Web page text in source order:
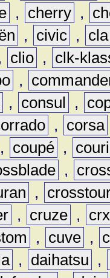
, cherry ,
, civic ,
cla
clio ,
clk-
,
, consul ,
, corsa
, coupé ,
,
,
, cruze ,
crx
, cuve ,
, daihatsu
,